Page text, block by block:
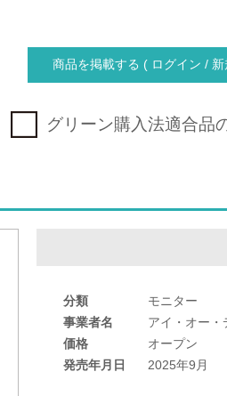
商品を掲載する ( ログイン / 新
グリーン購入法適合品
分類
モニター
事業者名
アイ・オー・
価格
オープン
発売年月日
2025年9月